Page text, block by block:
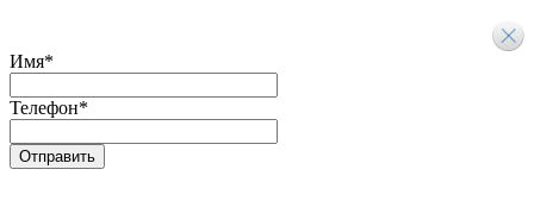
Имя*
Телефон*